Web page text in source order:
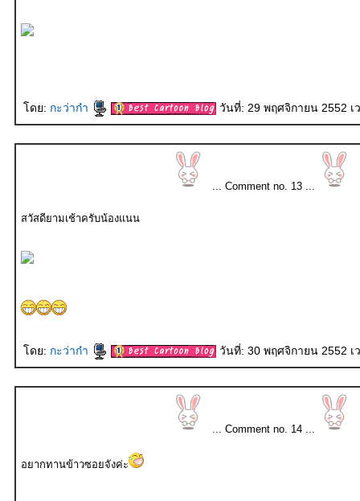
ดย: กะว่าก๋า วันที่: 29 พฤศจิกายน 2552 เ
... Comment no. 13 ...
สวัสดียามเช้าครับน้องแนน
ดย: กะว่าก๋า วันที่: 30 พฤศจิกายน 2552 เ
... Comment no. 14 ...
อยากทานข้าวซอยจังค่ะ